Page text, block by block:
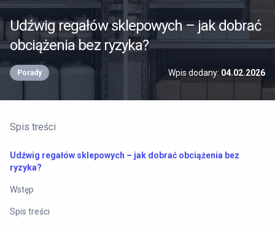
Udźwig regałów sklepowych – jak dobrać
obciążenia bez ryzyka?
Porady Wpis dodany: 04.02.2026
Spis treści
Udźwig regałów sklepowych – jak dobrać obciążenia bez
ryzyka?
Wstęp
Spis treści